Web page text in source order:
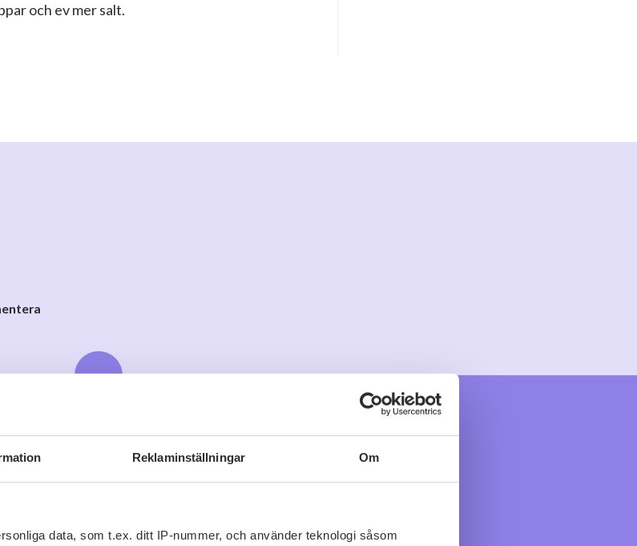
Reklaminställningar Om
data, som t.ex. ditt IP-nummer, och använder teknologi såsom
och ev mer salt.
vi tror du gillar